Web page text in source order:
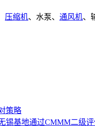
压缩机、水泵、 通风机、
策略
锡基地通过CMMM二级